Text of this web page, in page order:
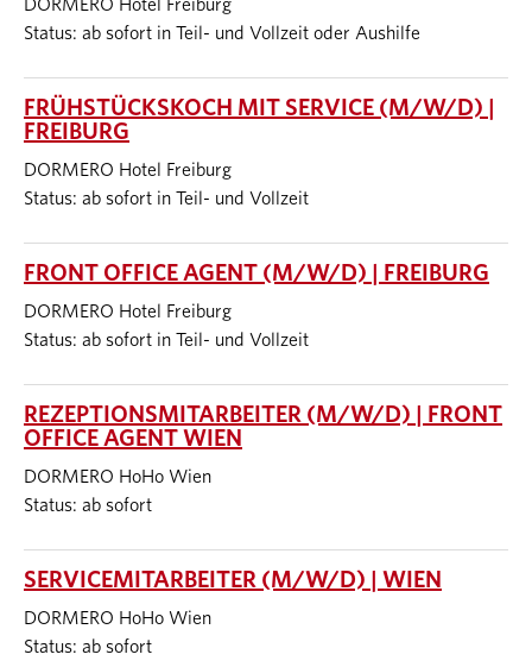
DORMERO Hotel Freiburg
Status: ab sofort in Teil- und Vollzeit oder Aushilfe
FRÜHSTÜCKSKOCH MIT SERVICE (M/W/D) |
FREIBURG
DORMERO Hotel Freiburg
Status: ab sofort in Teil- und Vollzeit
FRONT OFFICE AGENT (M/W/D) | FREIBURG
DORMERO Hotel Freiburg
Status: ab sofort in Teil- und Vollzeit
REZEPTIONSMITARBEITER (M/W/D) | FRONT
OFFICE AGENT WIEN
DORMERO HoHo Wien
Status: ab sofort
SERVICEMITARBEITER (M/W/D) | WIEN
DORMERO HoHo Wien
Status: ab sofort